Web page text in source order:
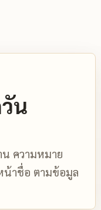
น
น ความหมาย
น้าชื่อ ตามข้อมูล